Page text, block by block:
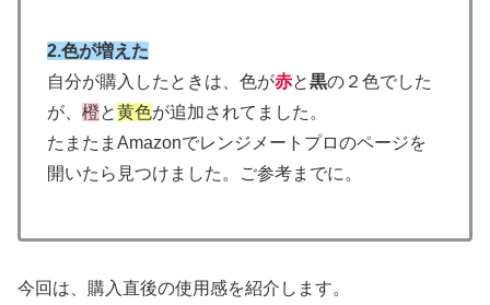
2.色が増えた
自分が購入したときは、色が赤と黒の２色でした
が、 橙と黄色が追加されてました。
たまたまAmazonでレンジメートプロのページを
開いたら見つけました。ご参考までに。
今回は、購入直後の使用感を紹介します。